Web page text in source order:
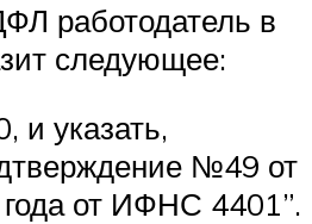
работодатель в
следующее:
и указать,
№49 от
от ИФНС 4401”.